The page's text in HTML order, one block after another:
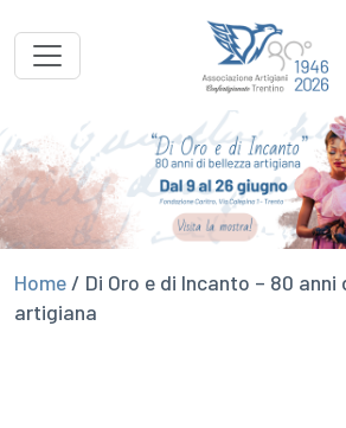
Home / Di Oro e di Incanto – 80 anni
artigiana